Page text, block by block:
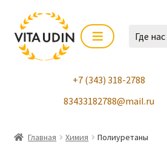
Где
+7 (343) 318-2788
83433182788@mail.ru
Главная Химия Полиуретаны